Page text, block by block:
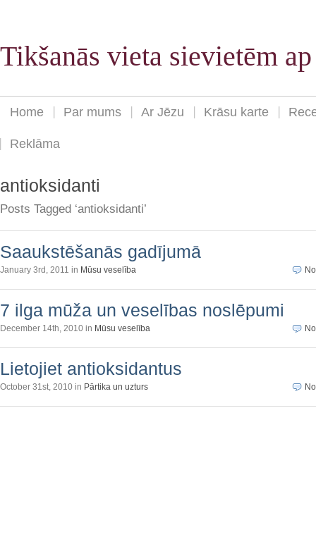
Tikšanās vieta sievietēm
Home Par mums Ar Jēzu Krāsu karte
Reklāma
antioksidanti
Posts Tagged ‘antioksidanti’
Saaukstēšanās gadījumā
January 3rd, 2011 in Mūsu veselība
7 ilga mūža un veselības noslēpumi
December 14th, 2010 in Mūsu veselība
Lietojiet antioksidantus
October 31st, 2010 in Pārtika un uzturs